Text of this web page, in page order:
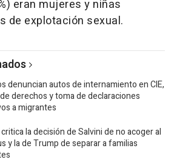
eran mujeres y niñas
de explotación sexual.
denuncian autos de internamiento en CIE,
derechos y toma de declaraciones
a migrantes
critica la decisión de Salvini de no acoger al
y la de Trump de separar a familias